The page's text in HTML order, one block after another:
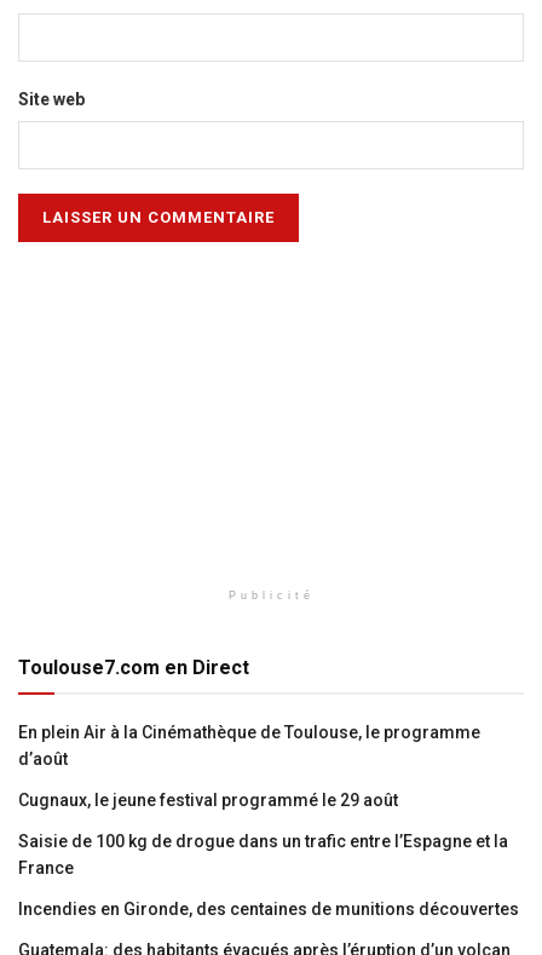
Site web
Publicité
Toulouse7.com en Direct
En plein Air à la Cinémathèque de Toulouse, le programme
d’août
Cugnaux, le jeune festival programmé le 29 août
Saisie de 100 kg de drogue dans un trafic entre l’Espagne et la
France
Incendies en Gironde, des centaines de munitions découvertes
Guatemala: des habitants évacués après l’éruption d’un volcan